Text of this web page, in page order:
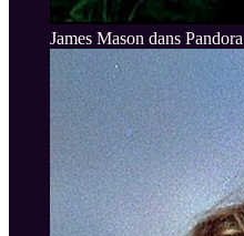
James Mason dans Pandora